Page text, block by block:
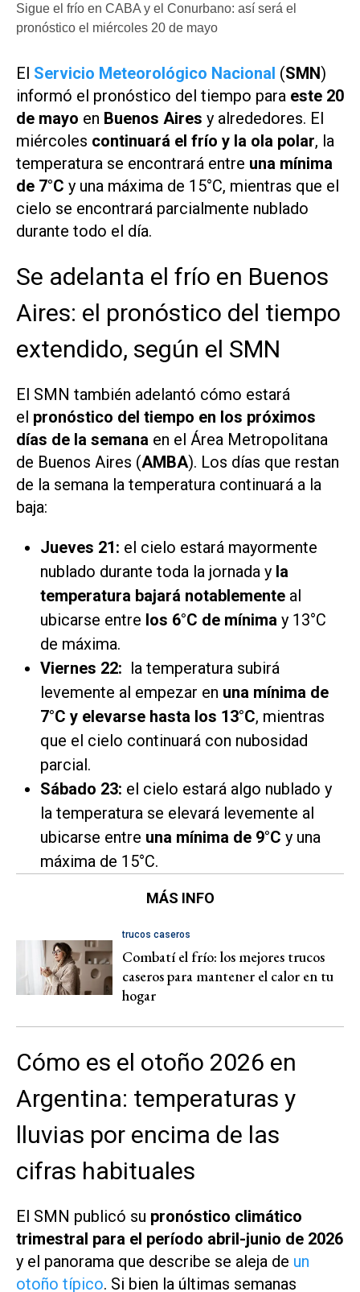
Sigue el frío en CABA y el Conurbano: así será el
pronóstico el miércoles 20 de mayo
El Servicio Meteorológico Nacional (SMN)
informó el pronóstico del tiempo para este 20
de mayo en Buenos Aires y alrededores. El
miércoles continuará el frío y la ola polar, la
temperatura se encontrará entre una mínima
de 7°C y una máxima de 15°C, mientras que el
cielo se encontrará parcialmente nublado
durante todo el día.
Se adelanta el frío en Buenos
Aires: el pronóstico del tiempo
extendido, según el SMN
El SMN también adelantó cómo estará
el pronóstico del tiempo en los próximos
días de la semana en el Área Metropolitana
de Buenos Aires (AMBA). Los días que restan
de la semana la temperatura continuará a la
baja:
Jueves 21: el cielo estará mayormente
nublado durante toda la jornada y la
temperatura bajará notablemente al
ubicarse entre los 6°C de mínima y 13°C
de máxima.
Viernes 22: la temperatura subirá
levemente al empezar en una mínima de
7°C y elevarse hasta los 13°C, mientras
que el cielo continuará con nubosidad
parcial.
Sábado 23: el cielo estará algo nublado y
la temperatura se elevará levemente al
ubicarse entre una mínima de 9°C y una
máxima de 15°C.
MÁS INFO
trucos caseros
Combatí el frío: los mejores trucos
caseros para mantener el calor en tu
hogar
Cómo es el otoño 2026 en
Argentina: temperaturas y
lluvias por encima de las
cifras habituales
El SMN publicó su pronóstico climático
trimestral para el período abril-junio de 2026
y el panorama que describe se aleja de un
otoño típico. Si bien la últimas semanas